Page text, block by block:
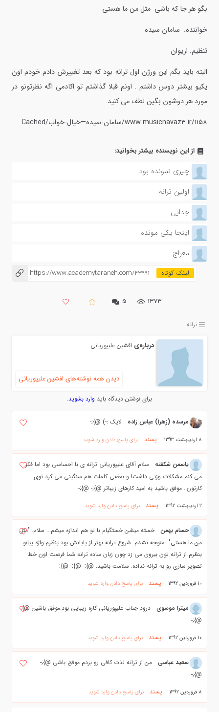
بگو هر جا که باشی مثل من ما هستی
خواننده. سامان سیده
تنظیم. اریوان
البته باید بگم این ورژن اول ترانه بود که بعد تغییرش دادم خودم اون
یکیو بیشتر دوس داشتم . اونم قبلا گذاشتم تو اکادمی اگه نظرتونو در
مورد هر دوشون بگین لطف می کنید.
www.musicnavaz3.ir/۱۱۵۸/سامان-سیده—خیال-خواب/Cached
از این نویسنده بیشتر بخوانید:
چیزی نمونده بود
اولین ترانه
جدایی
اینجا یکی مونده
معراج
https://www.academytaraneh.com/43991
1373 ۵
ترانه
درباره‌ی افشین علیپوریانی
دیدن همه نوشته‌های افشین علیپوریانی
برای نوشتن دیدگاه باید وارد بشوید.
مرسده (زهرا) عباس زاده لایک :-) @};-
8 اردیبهشت 1393 پسند برای پاسخ دادن وارد شوید
یاسمن شکفته
سلام آقای علیپوریانی ترانه ی با احساسی بود اما فکر
می کنم مشکلات وزنی داشت! و بعضی کلمات هم سنگینی می کرد توی
کارتون.. موفق باشید به امید کارهای زیباتر @};- @};-
2 اردیبهشت 1392 پسند برای پاسخ دادن وارد شوید
حسام بهمن
خسته میشن خستگیام با تو هم اندازه میشم... سلام. "مثل
من ما هستی"...متوجه نشدم. شروع ترانه بهتر از پایانش بود بنظرم.واژه پیانو
بنظرم از ترانه تون بیرون می زد چون زبان ساده ترانه شما فرصت اون خط
تصویر سازی رو به ترانه نداده. سلامت باشید. @};- @};- @};-
10 فروردین 1392 پسند برای پاسخ دادن وارد شوید
میترا موسوی
درود جناب علیپوریانی کاره زیبایی بود.موفق باشین @};-
@};-
10 فروردین 1392 پسند برای پاسخ دادن وارد شوید
سعید عباسی
من از ترانه لذت كافي رو بردم موفق باشي @};-
@};-
8 فروردین 1392 پسند برای پاسخ دادن وارد شوید